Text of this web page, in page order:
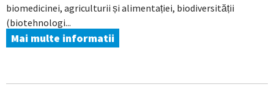
biomedicinei, agriculturii și alimentației, biodiversității
(biotehnologi...
Mai multe informatii